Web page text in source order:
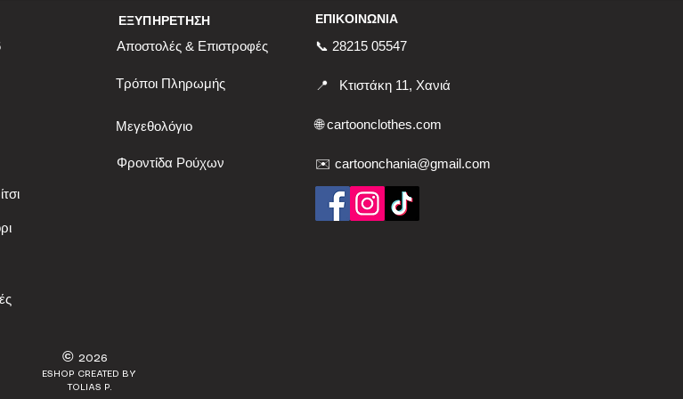
ΕΞΥΠΗΡΕΤΗΣΗ
Αποστολές & Επιστροφές
Τρόποι Πληρωμής
Μεγεθολόγιο
Φροντίδα Ρούχων
ΕΠΙΚΟΙΝΩΝΙΑ
📞 28215 05547
📍 Κτιστάκη 11, Χανιά
🌐cartoonclothes.com
✉️ cartoonchania@gmail.com
© 2026
ESHOP CREATED BY
TOLIAS P.